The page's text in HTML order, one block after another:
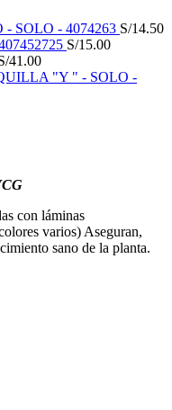
SOLO - 4074263 S/14.50
S/15.00
41.00
"Y " - SOLO -
con láminas
varios) Aseguran,
sano de la planta.